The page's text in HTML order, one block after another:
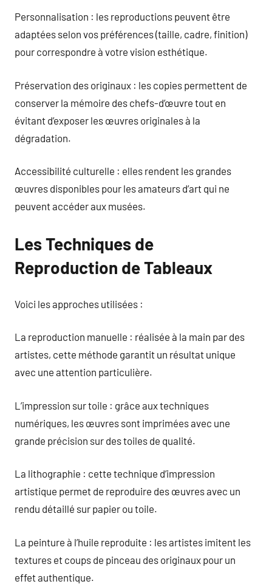
Personnalisation : les reproductions peuvent être
adaptées selon vos préférences (taille, cadre, finition)
pour correspondre à votre vision esthétique.
Préservation des originaux : les copies permettent de
conserver la mémoire des chefs-d’œuvre tout en
évitant d’exposer les œuvres originales à la
dégradation.
Accessibilité culturelle : elles rendent les grandes
œuvres disponibles pour les amateurs d’art qui ne
peuvent accéder aux musées.
Les Techniques de
Reproduction de Tableaux
Voici les approches utilisées :
La reproduction manuelle : réalisée à la main par des
artistes, cette méthode garantit un résultat unique
avec une attention particulière.
L’impression sur toile : grâce aux techniques
numériques, les œuvres sont imprimées avec une
grande précision sur des toiles de qualité.
La lithographie : cette technique d’impression
artistique permet de reproduire des œuvres avec un
rendu détaillé sur papier ou toile.
La peinture à l’huile reproduite : les artistes imitent les
textures et coups de pinceau des originaux pour un
effet authentique.